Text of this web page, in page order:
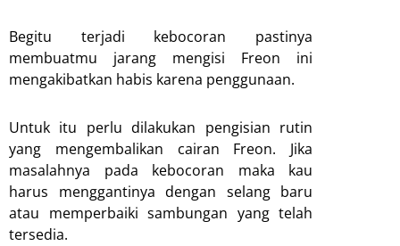
Begitu terjadi kebocoran pastinya
membuatmu jarang mengisi Freon ini
mengakibatkan habis karena penggunaan.
Untuk itu perlu dilakukan pengisian rutin
yang mengembalikan cairan Freon. Jika
masalahnya pada kebocoran maka kau
harus menggantinya dengan selang baru
atau memperbaiki sambungan yang telah
tersedia.